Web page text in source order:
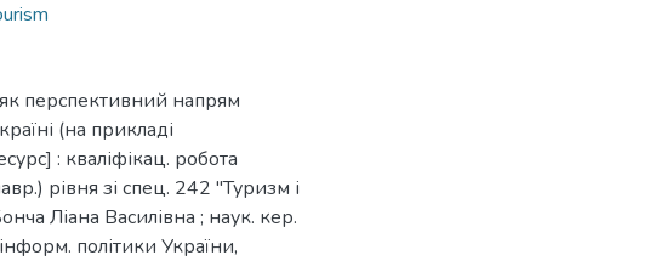
перспективний напрям
(на прикладі
: кваліфікац. робота
рівня зі спец. 242 "Туризм і
Ліана Василівна ; наук. кер.
політики України,